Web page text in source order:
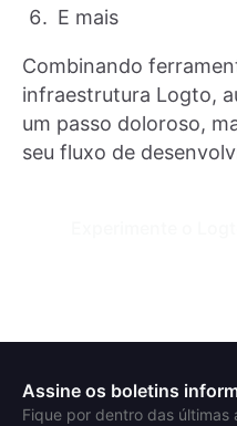
E mais
Combinando
infraestrutura Logto,
um passo doloroso,
seu fluxo de
Assine os boletins
Fique por dentro das